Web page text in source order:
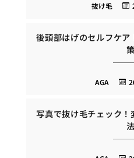
抜け毛
後頭部はげのセルフケ
策
AGA
写真で抜け毛チェック
法